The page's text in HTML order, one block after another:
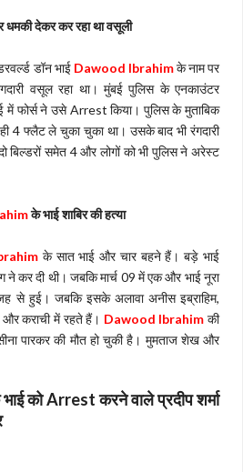
धमकी देकर कर रहा था वसूली
डॉन भाई Dawood Ibrahimके नाम पर
वसूल रहा था। मुंबई पुलिस के एनकाउंटर
में फोर्स ने उसे Arrest किया। पुलिस के मुताबिक
4 फ्लैट ले चुका चुका था। उसके बाद भी रंगदारी
बिल्डरों समेत 4 और लोगों को भी पुलिस ने अरेस्ट
के भाई शाबिर की हत्या
के सात भाई और चार बहने हैं। बड़े भाई
ने कर दी थी। जबकि मार्च 09 में एक और भाई नूरा
से हुई। जबकि इसके अलावा अनीस इब्राहिम,
कराची में रहते हैं। Dawood Ibrahim की
पारकर की मौत हो चुकी है। मुमताज शेख और
कोArrestकरने वाले प्रदीप शर्मा